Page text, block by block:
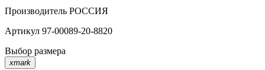
Производитель РОССИЯ
Артикул 97-00089-20-8820
Выбор размера
xmark